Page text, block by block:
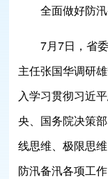
全面做好防汛
7月7日，省委
主任张国华调研
入学习贯彻习近
央、国务院决策
线思维、极限思
防汛备汛各项工